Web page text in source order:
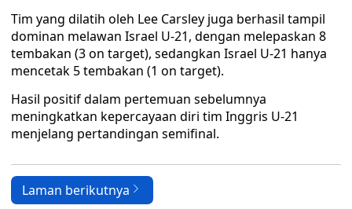
Tim yang dilatih oleh Lee Carsley juga berhasil tampil
dominan melawan Israel U-21, dengan melepaskan 8
tembakan (3 on target), sedangkan Israel U-21 hanya
mencetak 5 tembakan (1 on target).
Hasil positif dalam pertemuan sebelumnya
meningkatkan kepercayaan diri tim Inggris U-21
menjelang pertandingan semifinal.
Laman berikutnya